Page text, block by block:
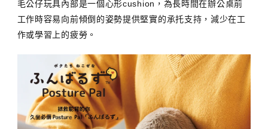
毛公仔玩具內部是一個心形cushion，為長時間在辦公桌前
工作時容易向前傾倒的姿勢提供堅實的承托支持，減少在工
作或學習上的疲勞。